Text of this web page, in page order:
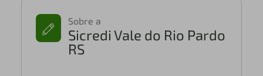
Sobre a
Sicredi Vale do Rio Pardo
RS